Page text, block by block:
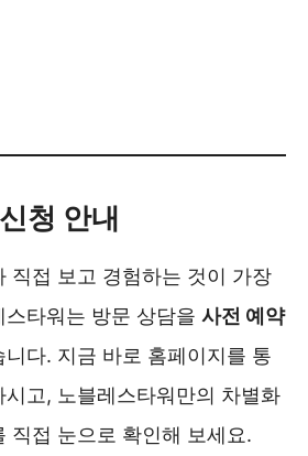
청 안내
직접 보고 경험하는 것이 가장
타워는 방문 상담을 사전 예약
니다. 지금 바로 홈페이지를 통
고, 노블레스타워만의 차별화
직접 눈으로 확인해 보세요.